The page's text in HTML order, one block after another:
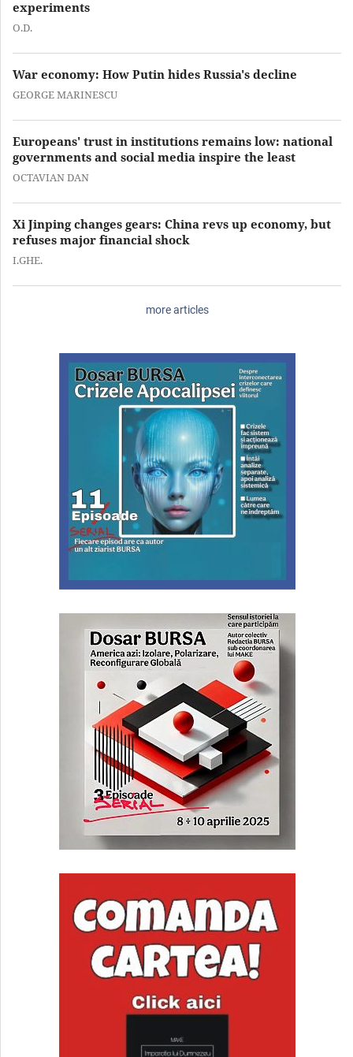
experiments
O.D.
War economy: How Putin hides Russia's decline
GEORGE MARINESCU
Europeans' trust in institutions remains low: national
governments and social media inspire the least
OCTAVIAN DAN
Xi Jinping changes gears: China revs up economy, but
refuses major financial shock
I.GHE.
more articles